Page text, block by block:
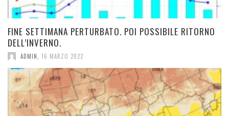
FINE SETTIMANA PERTURBATO. POI POSSIBILE RITORNO
DELL’INVERNO.
ADMIN 16 MARZO 2022